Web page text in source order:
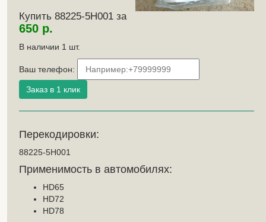
Купить 88225-5H001 за
650 р.
В наличии 1 шт.
Ваш телефон:
Перекодировки:
88225-5H001
Применимость в автомобилях:
HD65
HD72
HD78